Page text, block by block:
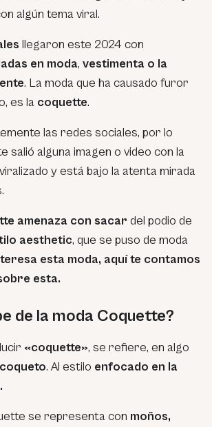
algún tema viral.
llegaron este 2024 con
en moda, vestimenta o la
. La moda que ha causado furor
es la coquette.
las redes sociales, por lo
salió alguna imagen o video con la
y está bajo la atenta mirada
amenaza con sacar del podio de
aesthetic, que se puso de moda
esta moda, aquí te contamos
esta.
de la moda Coquette?
«coquette», se refiere, en algo
coqueto. Al estilo enfocado en la
se representa con moños,